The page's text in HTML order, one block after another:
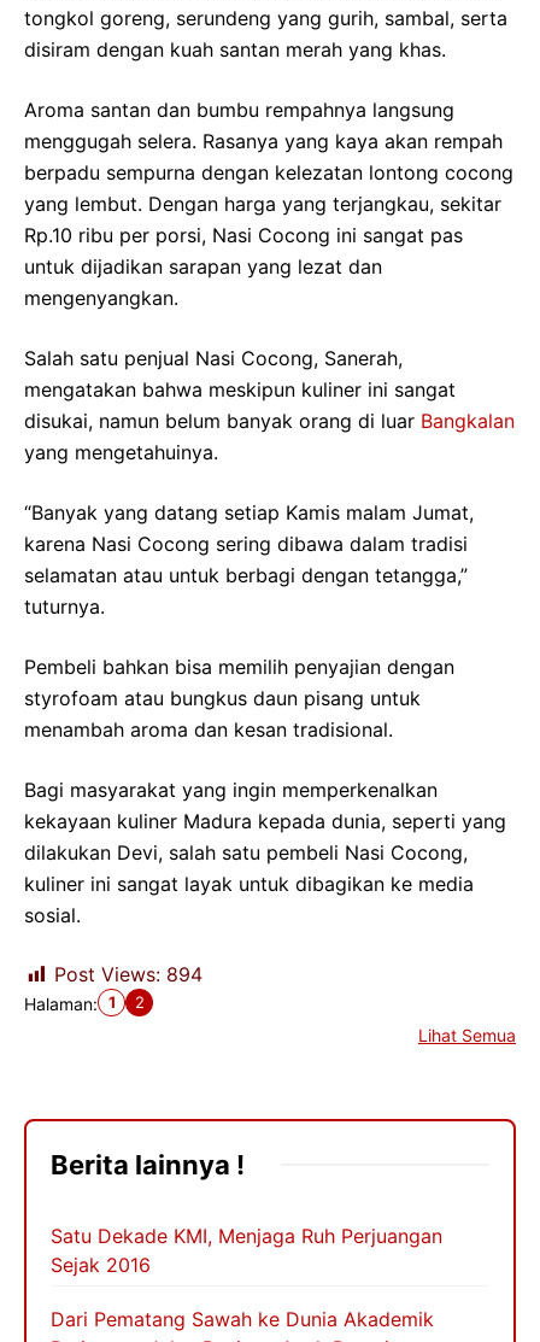
tongkol goreng, serundeng yang gurih, sambal, serta
disiram dengan kuah santan merah yang khas.
Aroma santan dan bumbu rempahnya langsung
menggugah selera. Rasanya yang kaya akan rempah
berpadu sempurna dengan kelezatan lontong cocong
yang lembut. Dengan harga yang terjangkau, sekitar
Rp.10 ribu per porsi, Nasi Cocong ini sangat pas
untuk dijadikan sarapan yang lezat dan
mengenyangkan.
Salah satu penjual Nasi Cocong, Sanerah,
mengatakan bahwa meskipun kuliner ini sangat
disukai, namun belum banyak orang di luar Bangkalan
yang mengetahuinya.
“Banyak yang datang setiap Kamis malam Jumat,
karena Nasi Cocong sering dibawa dalam tradisi
selamatan atau untuk berbagi dengan tetangga,”
tuturnya.
Pembeli bahkan bisa memilih penyajian dengan
styrofoam atau bungkus daun pisang untuk
menambah aroma dan kesan tradisional.
Bagi masyarakat yang ingin memperkenalkan
kekayaan kuliner Madura kepada dunia, seperti yang
dilakukan Devi, salah satu pembeli Nasi Cocong,
kuliner ini sangat layak untuk dibagikan ke media
sosial.
Post Views: 894
Halaman: 1 2
Lihat Semua
Berita lainnya !
Satu Dekade KMI, Menjaga Ruh Perjuangan
Sejak 2016
Dari Pematang Sawah ke Dunia Akademik